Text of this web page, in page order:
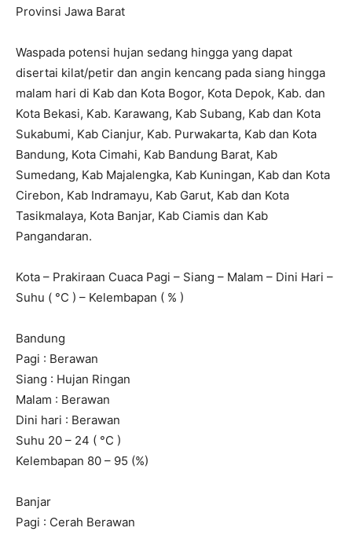
Provinsi Jawa Barat
Waspada potensi hujan sedang hingga yang dapat
disertai kilat/petir dan angin kencang pada siang hingga
malam hari di Kab dan Kota Bogor, Kota Depok, Kab. dan
Kota Bekasi, Kab. Karawang, Kab Subang, Kab dan Kota
Sukabumi, Kab Cianjur, Kab. Purwakarta, Kab dan Kota
Bandung, Kota Cimahi, Kab Bandung Barat, Kab
Sumedang, Kab Majalengka, Kab Kuningan, Kab dan Kota
Cirebon, Kab Indramayu, Kab Garut, Kab dan Kota
Tasikmalaya, Kota Banjar, Kab Ciamis dan Kab
Pangandaran.
Kota – Prakiraan Cuaca Pagi – Siang – Malam – Dini Hari –
Suhu ( °C ) – Kelembapan ( % )
Bandung
Pagi : Berawan
Siang : Hujan Ringan
Malam : Berawan
Dini hari : Berawan
Suhu 20 – 24 ( °C )
Kelembapan 80 – 95 (%)
Banjar
Pagi : Cerah Berawan